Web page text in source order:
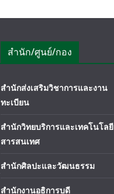
สำนัก/ศูนย์/กอง
สำนักส่งเสริมวิชาการและงาน
ทะเบียน
สำนักวิทยบริการและเทคโนโลยี
สารสนเทศ
สำนักศิลปะและวัฒนธรรม
สำนักงานอธิการบดี